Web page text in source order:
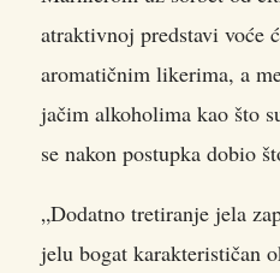
atraktivnoj predstavi voće
aromatičnim likerima, a
jačim alkoholima kao što
se nakon postupka dobio
„Dodatno tretiranje jela
jelu bogat karakterističan